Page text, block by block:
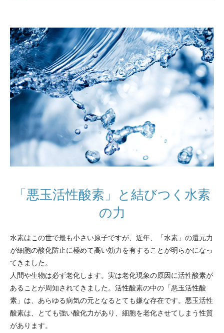
「悪玉活性酸素」と結びつく水素
の力
水素はこの世で最も小さい原子ですが、近年、「水素」の還元力
が細胞の酸化防止に極めて高い効力を有することが明らかになっ
てきました。
人間や生物は必ず老化します。実は老化現象の原因に活性酸素が
あることが周知されてきました。活性酸素の中の「悪玉活性酸
素」は、あらゆる病気の元となるとても嫌な存在です。悪玉活性
酸素は、とても強い酸化力があり、細胞を老化させてしまう性質
があります。